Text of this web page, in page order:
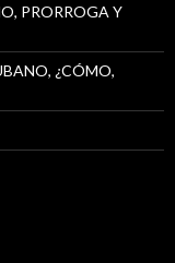
PRORROGA Y
¿CÓMO,